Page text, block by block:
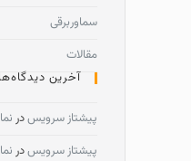
سماوربرقی
مقالات
آخرین دیدگاه‌ها
پیشتاز سرویسدر
پیشتاز سرویسدر